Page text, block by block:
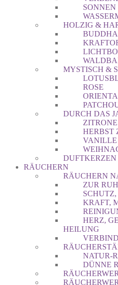
HOLZIG &
BUDDHA
MYSTISCH &
ROSE
DURCH DAS
HERBST
VANILLE
DUFTKERZEN
RÄUCHERN
RÄUCHERN
ZUR
KRAFT,
HERZ,
HEILUNG
NATUR-
DÜNNE